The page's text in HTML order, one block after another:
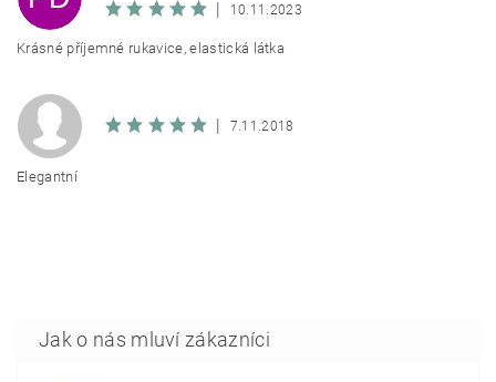
|
10.11.2023
Krásné příjemné rukavice, elastická látka
| 7.11.2018
Elegantní